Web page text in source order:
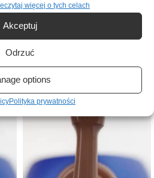
więcej o tych celach
Akceptuj
Odrzuć
options
Polityka prywatności